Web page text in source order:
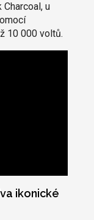
u
10 000 voltů.
ikonické